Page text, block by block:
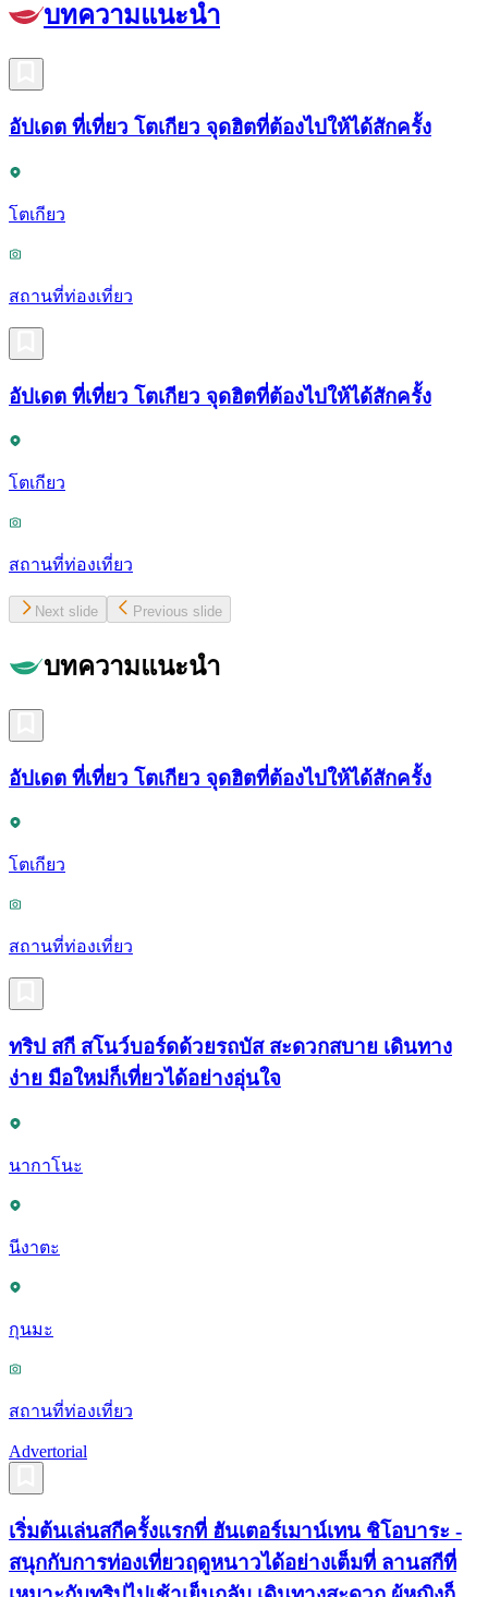
บทความแนะนำ
อัปเดต ที่เที่ยว โตเกียว จุดฮิตที่ต้องไปให้ได้สักครั้ง
โตเกียว
สถานที่ท่องเที่ยว
อัปเดต ที่เที่ยว โตเกียว จุดฮิตที่ต้องไปให้ได้สักครั้ง
โตเกียว
สถานที่ท่องเที่ยว
Next slide Previous slide
บทความแนะนำ
อัปเดต ที่เที่ยว โตเกียว จุดฮิตที่ต้องไปให้ได้สักครั้ง
โตเกียว
สถานที่ท่องเที่ยว
ทริป สกี สโนว์บอร์ดด้วยรถบัส สะดวกสบาย เดินทาง
ง่าย มือใหม่ก็เที่ยวได้อย่างอุ่นใจ
นากาโนะ
นีงาตะ
กุนมะ
สถานที่ท่องเที่ยว
Advertorial
เริ่มต้นเล่นสกีครั้งแรกที่ ฮันเตอร์เมาน์เทน ชิโอบาระ -
สนุกกับการท่องเที่ยวฤดูหนาวได้อย่างเต็มที่ ลานสกีที่